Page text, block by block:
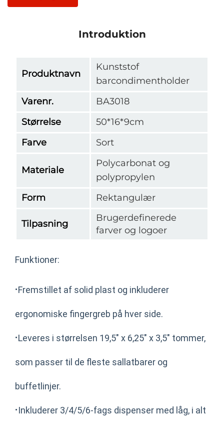
Introduktion
Produktnavn
Kunststof
barcondimentholder
Varenr.
BA3018
Størrelse
50*16*9cm
Farve
Sort
Materiale
Polycarbonat og
polypropylen
Form
Rektangulær
Tilpasning
Brugerdefinerede
farver og logoer
Funktioner:
·Fremstillet af solid plast og inkluderer
ergonomiske fingergreb på hver side.
·Leveres i størrelsen 19,5" x 6,25" x 3,5" tommer,
som passer til de fleste sallatbarer og
buffetlinjer.
·Inkluderer 3/4/5/6-fags dispenser med låg, i alt